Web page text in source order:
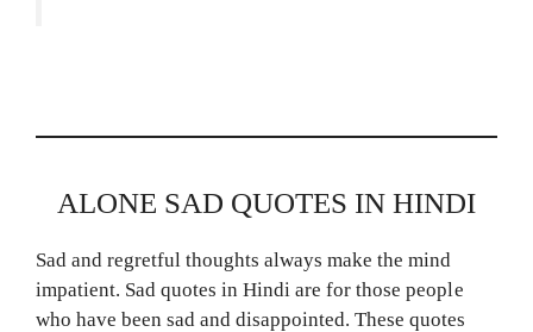
ALONE SAD QUOTES IN HINDI
Sad and regretful thoughts always make the mind
impatient. Sad quotes in Hindi are for those people
who have been sad and disappointed. These quotes